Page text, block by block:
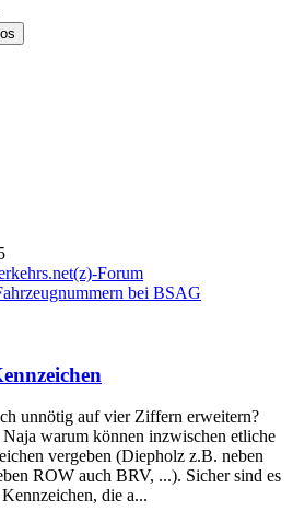
Forum
bei BSAG
unnötig auf vier Ziffern erweitern?
warum können inzwischen etliche
vergeben (Diepholz z.B. neben
ROW auch BRV, ...). Sicher sind es
die a...